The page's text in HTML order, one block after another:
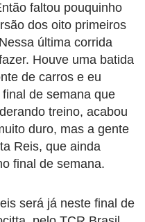
faltou pouquinho
dos oito primeiros
última corrida
Houve uma batida
de carros e eu
de semana que
treino, acabou
duro, mas a gente
Reis, que ainda
final de semana.
será já neste final de